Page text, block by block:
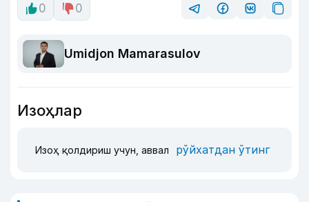
0
0
Umidjon Mamarasulov
Изоҳлар
Изоҳ қолдириш учун, аввал рўйхатдан ўтинг